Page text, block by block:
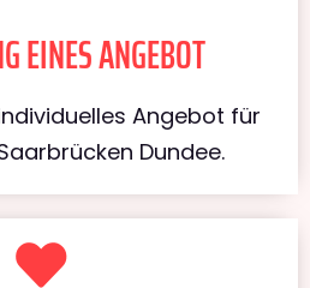
EINES ANGEBOT
Angebot für
Dundee.